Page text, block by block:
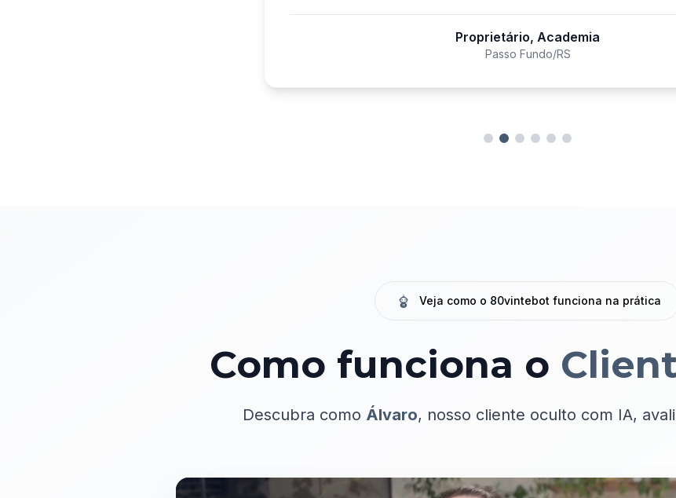
Proprietário, Academia
Passo Fundo/RS
Veja como o 80vintebot funciona na prática
Como funciona o
Descubra como Álvaro, nosso cliente oculto com IA,